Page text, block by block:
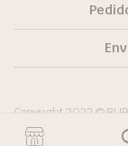
Copyright 2022 ©